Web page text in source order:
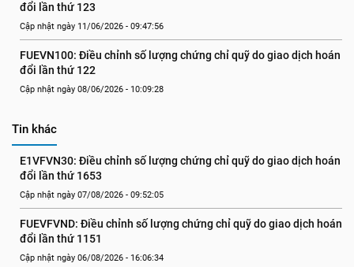
đổi lần thứ 123
Cập nhật ngày 11/06/2026 - 09:47:56
FUEVN100: Điều chỉnh số lượng chứng chỉ quỹ do giao dịch hoán
đổi lần thứ 122
Cập nhật ngày 08/06/2026 - 10:09:28
Tin khác
E1VFVN30: Điều chỉnh số lượng chứng chỉ quỹ do giao dịch hoán
đổi lần thứ 1653
Cập nhật ngày 07/08/2026 - 09:52:05
FUEVFVND: Điều chỉnh số lượng chứng chỉ quỹ do giao dịch hoán
đổi lần thứ 1151
Cập nhật ngày 06/08/2026 - 16:06:34